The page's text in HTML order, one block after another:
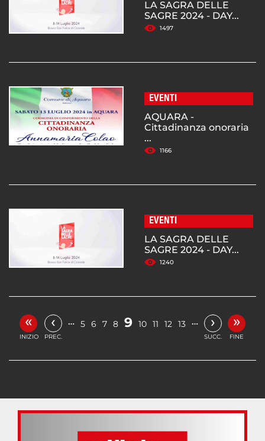
LA SAGRA DELLE
SAGRE 2024 - DAY...
1497
EVENTI
AQUARA -
Cittadinanza onoraria
...
1166
EVENTI
LA SAGRA DELLE
SAGRE 2024 - DAY...
1240
«
INIZIO
‹
PREC.
… 5 6 7 8 9 10 11 12 13 … ›
SUCC.
»
FINE